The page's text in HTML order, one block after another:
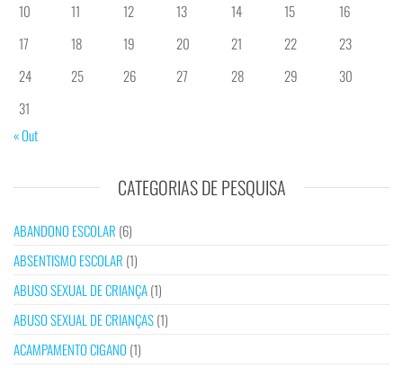
10
11 12 13 14 15
16
17
18 19 20 21 22
23
24
25 26 27 28 29
30
31
« Out
CATEGORIAS DE PESQUISA
ABANDONO ESCOLAR (6)
ABSENTISMO ESCOLAR (1)
ABUSO SEXUAL DE CRIANÇA(1)
ABUSO SEXUAL DE CRIANÇAS(1)
ACAMPAMENTO CIGANO (1)